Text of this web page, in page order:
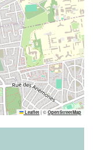
Leaflet |© OpenStreetMap